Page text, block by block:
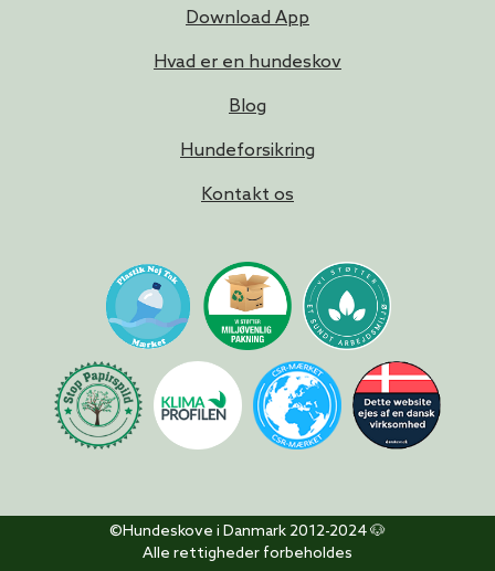
Download App
Hvad er en hundeskov
Blog
Hundeforsikring
Kontakt os
©Hundeskove i Danmark 2012-2024 🐶
Alle rettigheder forbeholdes